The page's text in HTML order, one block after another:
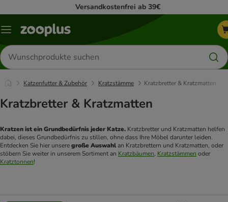
Versandkostenfrei ab 39€
Menü
Produkte
suchen
Katzenfutter & Zubehör Kratzstämme Kratzbretter & Kratzmatten
Kratzbretter & Kratzmatten
Kratzen ist ein Grundbedürfnis jeder Katze. Kratzbretter und Kratzmatten helfen
dabei, dieses Grundbedürfnis zu stillen, ohne dass Ihre Möbel darunter leiden.
Entdecken Sie hier unsere große Auswahl an Kratzbrettern und Kratzmatten, oder
stöbern Sie weiter in unserem Sortiment an Kratzbäumen, Kratzstämmen
Kratztonnen!